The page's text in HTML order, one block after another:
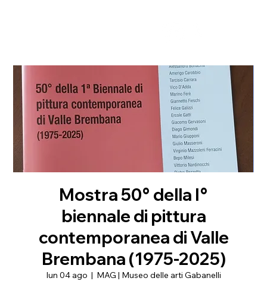
Mostra 50° della I°
biennale di pittura
contemporanea di Valle
Brembana (1975-2025)
lun 04 ago
  |
MAG | Museo delle arti Gabanelli